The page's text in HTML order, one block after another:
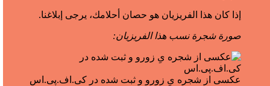
إذا كان هذا الفريزيان هو حصان أحلامك، يرجى إبلاغنا.
صورة شجرة نسب هذا الفريزيان:
عکسی از شجره یِ زورو و ثبت شده در کی.اف.پی.اس